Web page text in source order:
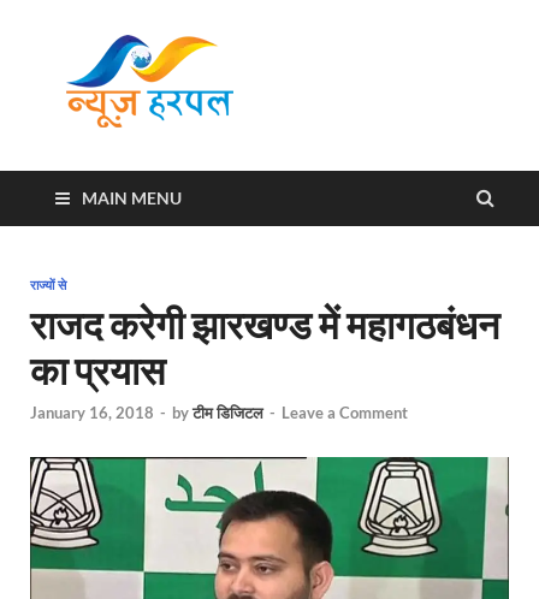
MAIN MENU
राज्यों से
राजद करेगी झारखण्ड में महागठबंधन
का प्रयास
January 16, 2018 - byटीम डिजिटल - Leave a Comment